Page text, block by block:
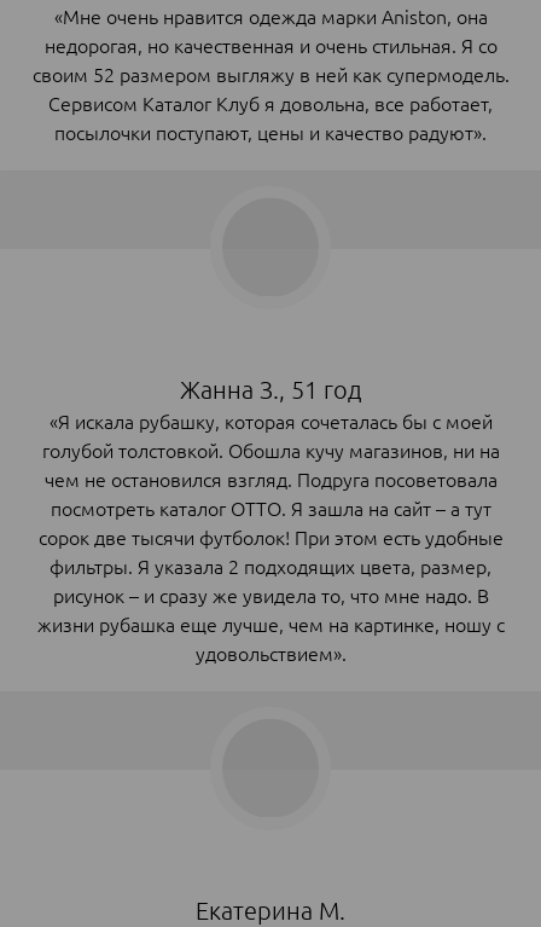
«Мне очень нравится одежда марки Aniston, она
недорогая, но качественная и очень стильная. Я со
своим 52 размером выгляжу в ней как супермодель.
Сервисом Каталог Клуб я довольна, все работает,
посылочки поступают, цены и качество радуют».
Жанна З., 51 год
«Я искала рубашку, которая сочеталась бы с моей
голубой толстовкой. Обошла кучу магазинов, ни на
чем не остановился взгляд. Подруга посоветовала
посмотреть каталог ОТТО. Я зашла на сайт – а тут
сорок две тысячи футболок! При этом есть удобные
фильтры. Я указала 2 подходящих цвета, размер,
рисунок – и сразу же увидела то, что мне надо. В
жизни рубашка еще лучше, чем на картинке, ношу с
удовольствием».
Екатерина М.